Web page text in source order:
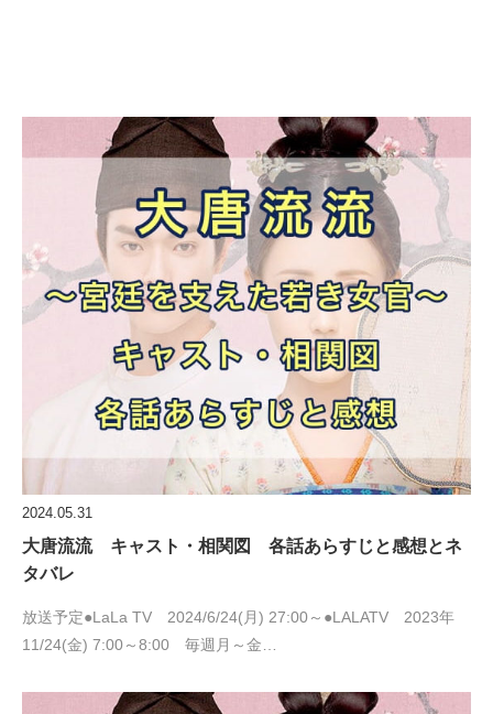
2024.05.31
大唐流流 キャスト・相関図 各話あらすじと感想とネ
タバレ
放送予定●LaLa TV 2024/6/24(月) 27:00～●LALATV 2023年
11/24(金) 7:00～8:00 毎週月～金…